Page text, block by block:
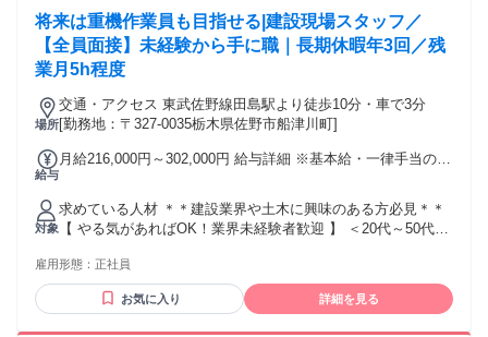
将来は重機作業員も目指せる|建設現場スタッフ／
【全員面接】未経験から手に職｜長期休暇年3回／残
業月5h程度
場所
交通・アクセス 東武佐野線田島駅より徒歩10分・車で3分
[勤務地：〒327-0035栃木県佐野市船津川町]
給与
月給216,000円～302,000円 給与詳細 ※基本給・一律手当の総
【一律手当】 全員に一律で支払われる通勤・皆勤・家族手当
金額：なし 全員に一律で支払われるその他手当金額：あり 1
ヶ月あたり10万6000円 〜 18万7000円 ＊昇給年1回あり(2月)
＊賞与年2回あり(7月・12月) 【給与に含む一律手当の詳細】
族手当(5000円) ＊無事故手当(5000円) ＊会議手当(5000円)
対象
求めている人材 ＊＊建設業界や土木に興味のある方必見＊＊
【 やる気があればOK！業界未経験者歓迎 】 ＜20代～50代ま
ップ可能※ 実際に現場作業員から｢重機オペレーター｣に なっ
た先輩も活躍！《成長を応援します》 －－－－－－－－－－
－－－－－－－－－－ ＜歓迎条件＞ ・普通自動車第一種運転
雇用形態： 正社員
お気に入り 詳細を見る